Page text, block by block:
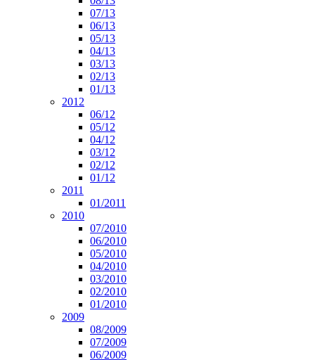
07/13
06/13
05/13
04/13
03/13
02/13
01/13
2012
06/12
05/12
04/12
03/12
02/12
01/12
2011
01/2011
2010
07/2010
06/2010
05/2010
04/2010
03/2010
02/2010
01/2010
2009
08/2009
07/2009
06/2009